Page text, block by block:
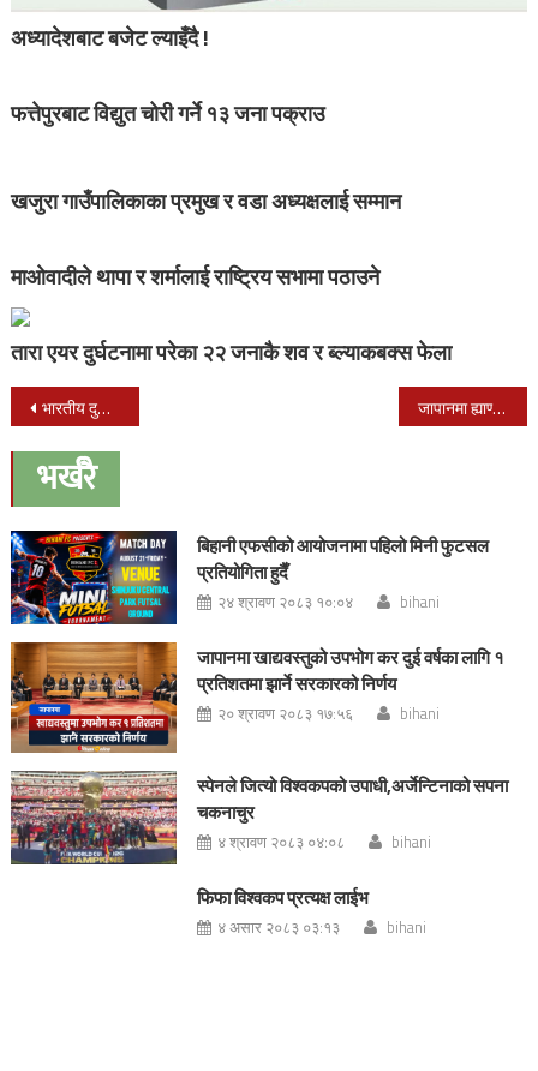
अध्यादेशबाट बजेट ल्याइँदै !
फत्तेपुरबाट विद्युत चोरी गर्ने १३ जना पक्राउ
खजुरा गाउँपालिकाका प्रमुख र वडा अध्यक्षलाई सम्मान
माओवादीले थापा र शर्मालाई राष्ट्रिय सभामा पठाउने
तारा एयर दुर्घटनामा परेका २२ जनाकै शव र ब्ल्याकबक्स फेला
Post
navigation
भारतीय दुतावासका सुरक्षा गार्डले आफैंलाई गोली हानी गरे आत्महत्या जापानमा ह्याण्ड क्यास काम के हो ? जानीराखौ !!
भर्खरै
बिहानी एफसीको आयोजनामा पहिलो मिनी फुटसल
प्रतियोगिता हुदैँ
२४ श्रावण २०८३ १०:०४ bihani
जापानमा खाद्यवस्तुको उपभोग कर दुई वर्षका लागि १
प्रतिशतमा झार्ने सरकारको निर्णय
२० श्रावण २०८३ १७:५६ bihani
स्पेनले जित्यो विश्वकपको उपाधी,अर्जेन्टिनाको सपना
चकनाचुर
४ श्रावण २०८३ ०४:०८ bihani
फिफा विश्वकप प्रत्यक्ष लाईभ
४ असार २०८३ ०३:१३ bihani